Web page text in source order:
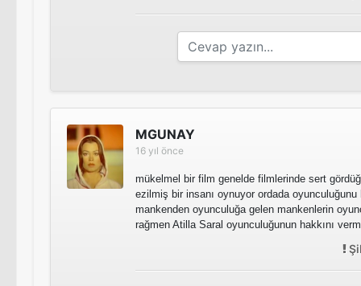
MGUNAY
16 yıl önce
mükelmel bir film genelde filmlerinde sert
ezilmiş bir insanı oynuyor ordada
mankenden oyunculuğa gelen mankenlerin
rağmen Atilla Saral oyunculuğunun hakkını